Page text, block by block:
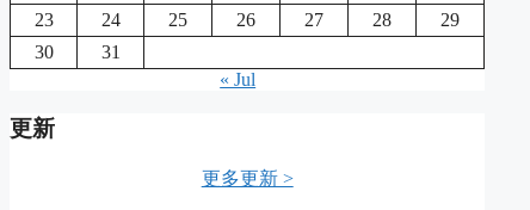
23
24 25 26 27 28
29
30
31
« Jul
更新
更多更新 >